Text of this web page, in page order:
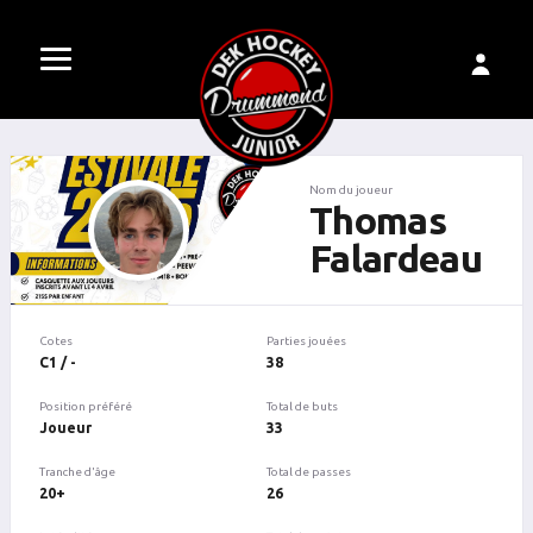
Nom du joueur
Thomas
Falardeau
Cotes
C1 / -
Position préféré
Joueur
Tranche d'âge
20+
Parties jouées
38
Total de buts
33
Total de passes
26